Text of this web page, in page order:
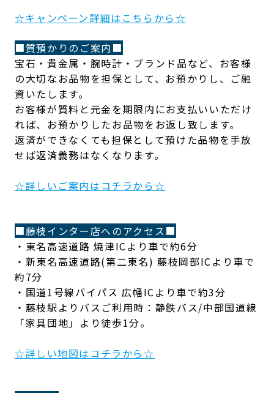
☆キャンペーン詳細はこちらから☆
■質預かりのご案内■
宝石・貴金属・腕時計・ブランド品など、お客様
の大切なお品物を担保として、お預かりし、ご融
資いたします。
お客様が質料と元金を期限内にお支払いいただけ
れば、お預かりしたお品物をお返し致します。
返済ができなくても担保として預けた品物を手放
せば返済義務はなくなります。
☆詳しいご案内はコチラから☆
■藤枝インター店へのアクセス■
・東名高速道路 焼津ICより車で約6分
・新東名高速道路(第二東名) 藤枝岡部ICより車で
約7分
・国道1号線バイパス 広幡ICより車で約3分
・藤枝駅よりバスご利用時：静鉄バス/中部国道線
「家具団地」より徒歩1分。
☆詳しい地図はコチラから☆